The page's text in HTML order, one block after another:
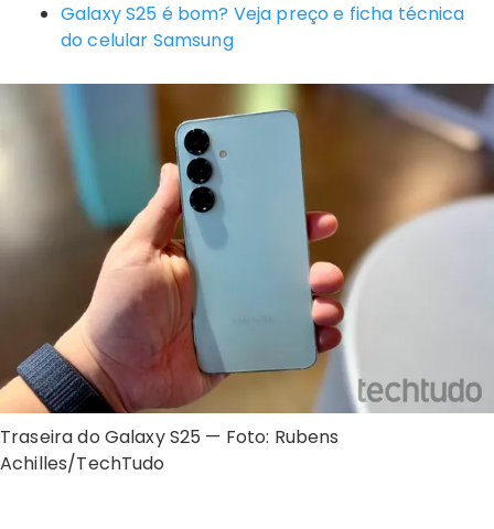
Galaxy S25 é bom? Veja preço e ficha técnica
do celular Samsung
Traseira do Galaxy S25 — Foto: Rubens
Achilles/TechTudo